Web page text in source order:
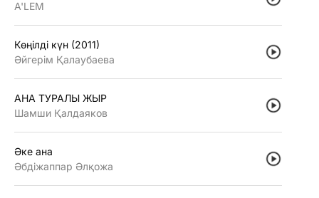
A'LEM
Көңiлдi күн (2011)
Әйгерiм Қалаубаева
АНА ТУРАЛЫ ЖЫР
Шамши Қалдаяков
Әке ана
Әбдiжаппар Әлқожа